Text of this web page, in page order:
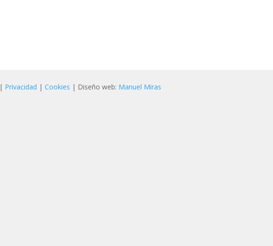
| Privacidad |Cookies | Diseño web: Manuel Miras